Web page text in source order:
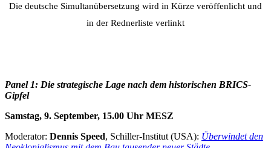
Die deutsche Simultanübersetzung wird in Kürze veröffenlicht und
in der Rednerliste verlinkt
Panel 1: Die strategische Lage nach dem historischen BRICS-
Gipfel
Samstag, 9. September, 15.00 Uhr MESZ
Moderator: Dennis Speed, Schiller-Institut (USA): Überwindet den